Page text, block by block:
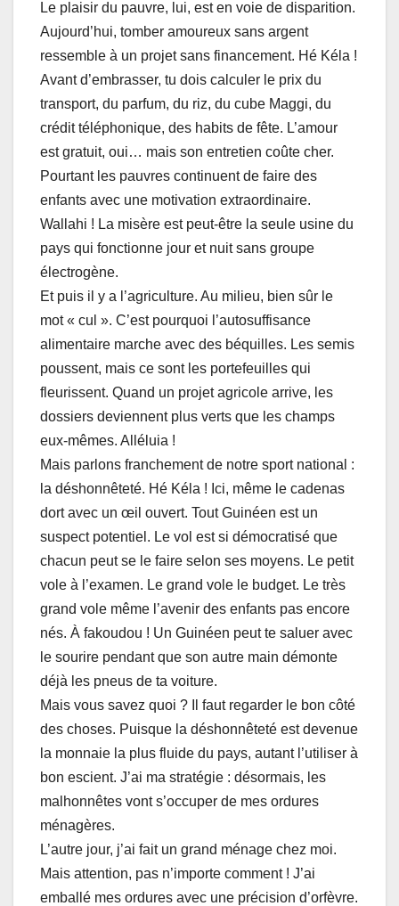
Le plaisir du pauvre, lui, est en voie de disparition.
Aujourd’hui, tomber amoureux sans argent
ressemble à un projet sans financement. Hé Kéla !
Avant d’embrasser, tu dois calculer le prix du
transport, du parfum, du riz, du cube Maggi, du
crédit téléphonique, des habits de fête. L’amour
est gratuit, oui… mais son entretien coûte cher.
Pourtant les pauvres continuent de faire des
enfants avec une motivation extraordinaire.
Wallahi ! La misère est peut-être la seule usine du
pays qui fonctionne jour et nuit sans groupe
électrogène.
Et puis il y a l’agriculture. Au milieu, bien sûr le
mot « cul ». C’est pourquoi l’autosuffisance
alimentaire marche avec des béquilles. Les semis
poussent, mais ce sont les portefeuilles qui
fleurissent. Quand un projet agricole arrive, les
dossiers deviennent plus verts que les champs
eux-mêmes. Alléluia !
Mais parlons franchement de notre sport national :
la déshonnêteté. Hé Kéla ! Ici, même le cadenas
dort avec un œil ouvert. Tout Guinéen est un
suspect potentiel. Le vol est si démocratisé que
chacun peut se le faire selon ses moyens. Le petit
vole à l’examen. Le grand vole le budget. Le très
grand vole même l’avenir des enfants pas encore
nés. À fakoudou ! Un Guinéen peut te saluer avec
le sourire pendant que son autre main démonte
déjà les pneus de ta voiture.
Mais vous savez quoi ? Il faut regarder le bon côté
des choses. Puisque la déshonnêteté est devenue
la monnaie la plus fluide du pays, autant l’utiliser à
bon escient. J’ai ma stratégie : désormais, les
malhonnêtes vont s’occuper de mes ordures
ménagères.
L’autre jour, j’ai fait un grand ménage chez moi.
Mais attention, pas n’importe comment ! J’ai
emballé mes ordures avec une précision d’orfèvre.